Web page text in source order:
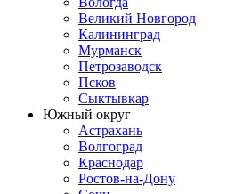
Великий Новгород
Калининград
Мурманск
Петрозаводск
Псков
Сыктывкар
Южный округ
Астрахань
Волгоград
Краснодар
Ростов-на-Дону